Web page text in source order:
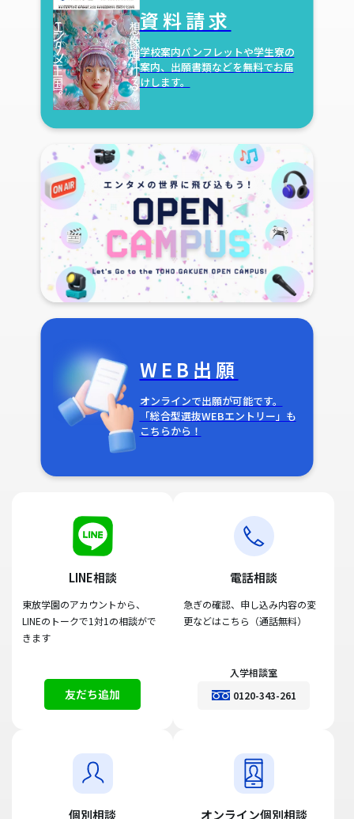
資料請求
学校案内パンフレットや学生寮の
案内、出願書類などを無料でお届
けします。
WEB出願
オンラインで出願が可能です。
「総合型選抜WEBエントリー」も
こちらから！
LINE相談
東放学園のアカウントから、
LINEのトークで1対1の相談がで
きます
友だち追加
電話相談
急ぎの確認、申し込み内容の変
更などはこちら（通話無料）
入学相談室
0120-343-261
個別相談 オンライン個別相談